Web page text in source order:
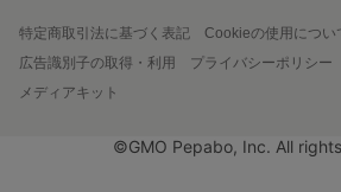
特定商取引法に基づく表記
Cookieの使用につい
広告識別子の取得・利用
プライバシーポリシー
メディアキット
©GMO Pepabo, Inc. All